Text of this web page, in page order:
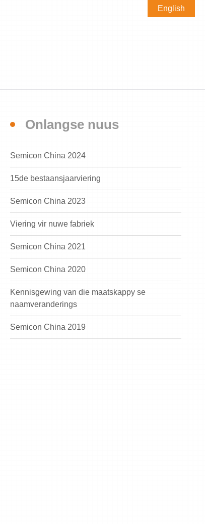
English
Onlangse nuus
Semicon China 2024
15de bestaansjaarviering
Semicon China 2023
Viering vir nuwe fabriek
Semicon China 2021
Semicon China 2020
Kennisgewing van die maatskappy se
naamveranderings
Semicon China 2019